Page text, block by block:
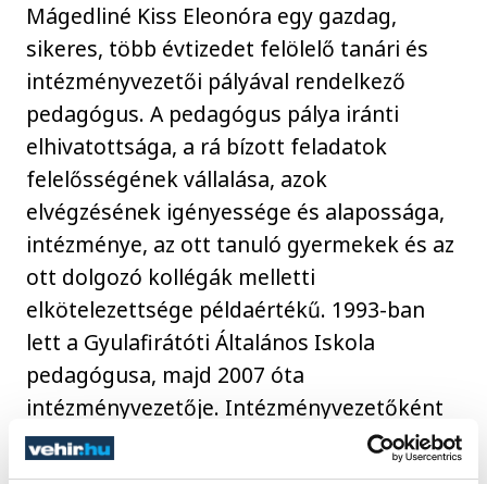
Mágedliné Kiss Eleonóra egy gazdag,
sikeres, több évtizedet felölelő tanári és
intézményvezetői pályával rendelkező
pedagógus. A pedagógus pálya iránti
elhivatottsága, a rá bízott feladatok
felelősségének vállalása, azok
elvégzésének igényessége és alapossága,
intézménye, az ott tanuló gyermekek és az
ott dolgozó kollégák melletti
elkötelezettsége példaértékű. 1993-ban
lett a Gyulafirátóti Általános Iskola
pedagógusa, majd 2007 óta
intézményvezetője. Intézményvezetőként
szilárd erkölcsi értékrendjére alapozva
irányítja és inspirálja iskolája pedagógus